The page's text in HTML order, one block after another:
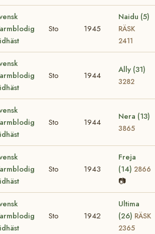
Sto 1945
Naidu (5)
RÄSK
2411
Sto 1944
Ally (31)
3282
Sto 1944
Nera (13)
3865
Sto 1943
Freja
(14) 2866
📷
Sto 1942
Ultima
(26) RÄSK
2365